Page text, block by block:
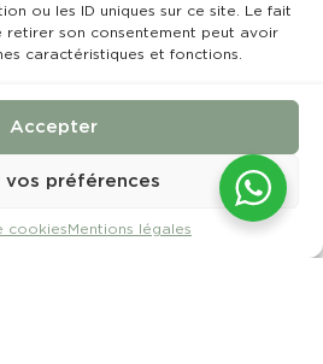
ou les ID uniques sur ce site. Le fait
retirer son consentement peut avoir
caractéristiques et fonctions.
Accepter
vos préférences
cookies Mentions légales